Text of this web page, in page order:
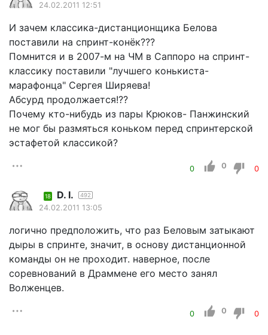
24.02.2011 12:51
И зачем классика-дистанционщика Белова
поставили на спринт-конёк???
Помнится и в 2007-м на ЧМ в Саппоро на спринт-
классику поставили "лучшего конькиста-
марафонца" Сергея Ширяева!
Абсурд продолжается!??
Почему кто-нибудь из пары Крюков- Панжинский
не мог бы размяться коньком перед спринтерской
эстафетой классикой?
0 0 0
18 D. I. 492
24.02.2011 13:05
логично предположить, что раз Беловым затыкают
дыры в спринте, значит, в основу дистанционной
команды он не проходит. наверное, после
соревнований в Драммене его место занял
Волженцев.
0 0 0